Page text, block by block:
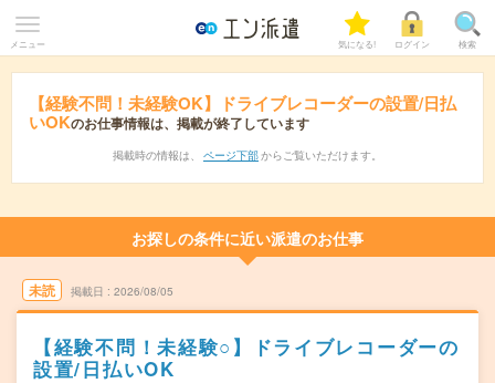
メニュー 気になる! ログイン 検索
【経験不問！未経験OK】ドライブレコーダーの設置/日払
いOKのお仕事情報は、掲載が終了しています
掲載時の情報は、 ページ下部 からご覧いただけます。
お探しの条件に近い派遣のお仕事
未読 掲載日 2026/08/05
【経験不問！未経験○】ドライブレコーダーの
設置/日払いOK